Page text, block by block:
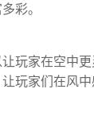
彩。
玩家在空中
玩家们在风中